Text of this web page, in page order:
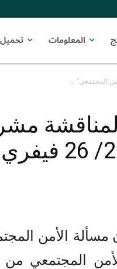
المعلومات تحميل
المجتمعي” ...
مسألة الأمن
المجتمعي من